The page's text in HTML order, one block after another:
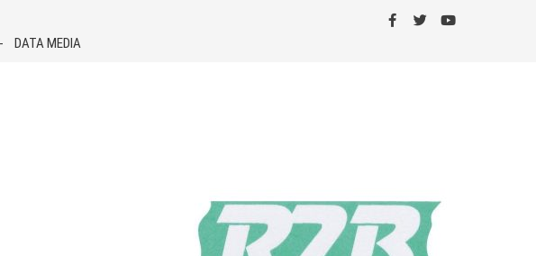
DATA MEDIA